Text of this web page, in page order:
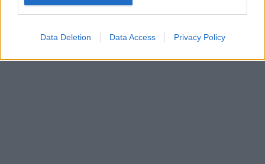
Data Deletion Data Access Privacy Policy